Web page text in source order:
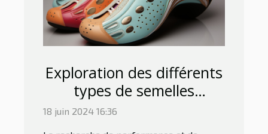
Exploration des différents
types de semelles
thermoformées et leurs
18 juin 2024 16:36